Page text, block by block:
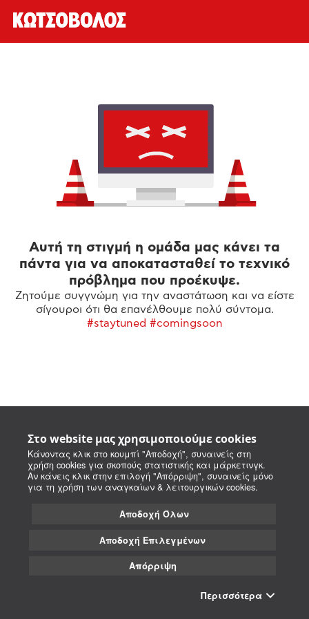
Στο website μας χρησιμοποιούμε cookies
Κάνοντας κλικ στο κουμπί "Αποδοχή", συναινείς στη
χρήση cookies για σκοπούς στατιστικής και μάρκετινγκ.
Αν κάνεις κλικ στην επιλογή "Απόρριψη", συναινείς μόνο
για τη χρήση των αναγκαίων & λειτουργικών cookies.
Αποδοχή Όλων
Αποδοχή Επιλεγμένων
Απόρριψη
Περισσότερα
Αυτή τη στιγμή η ομάδα μας κάνει τα
πάντα για να αποκατασταθεί το τεχνικό
πρόβλημα που προέκυψε.
Ζητούμε συγγνώμη για την αναστάτωση και να είστε
σίγουροι ότι θα επανέλθουμε πολύ σύντομα.
#staytuned #comingsoon